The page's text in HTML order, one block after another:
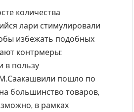
количества
лари стимулировали
избежать подобных
контрмеры:
в пользу
пошло по
большинство товаров,
в рамках